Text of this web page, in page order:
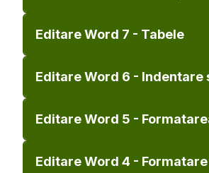
Editare Word 7 - Tabele
Editare Word 6 -
Editare Word 5 -
Editare Word 4 -